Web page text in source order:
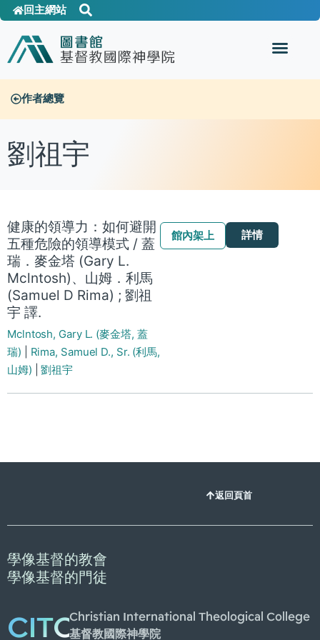
回主網站
作者總覽
劉祖宇
健康的領導力：如何避開
五種危險的領導模式 / 蓋
瑞．麥金塔 (Gary L.
Mclntosh)、山姆．利馬
(Samuel D Rima) ; 劉祖
宇 譯.
Mclntosh, Gary L. (麥金塔, 蓋
瑞)
Rima, Samuel D., Sr. (利馬,
山姆) |劉祖宇
館內架上 詳情
返回頁首
學像基督的教會
學像基督的門徒
CITCChristian International Theological College
基督教國際神學院